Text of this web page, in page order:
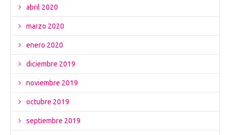
abril 2020
marzo 2020
enero 2020
diciembre 2019
noviembre 2019
octubre 2019
septiembre 2019